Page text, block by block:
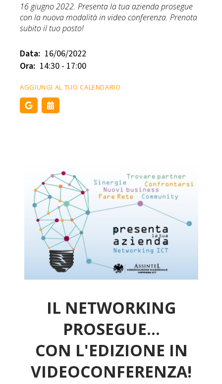
16 giugno 2022. Presenta la tua azienda prosegue
con la nuova modalità in video conferenza. Prenota
subito il tuo posto!
Data: 16/06/2022
Ora: 14:30 - 17:00
AGGIUNGI AL TUO CALENDARIO
IL NETWORKING
PROSEGUE...
CON L'EDIZIONE IN
VIDEOCONFERENZA!